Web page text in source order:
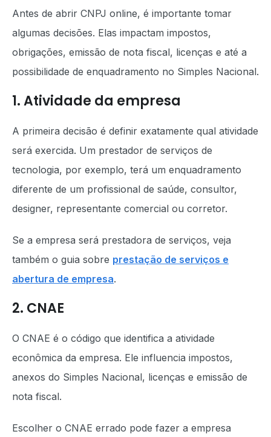
Antes de abrir CNPJ online, é importante tomar
algumas decisões. Elas impactam impostos,
obrigações, emissão de nota fiscal, licenças e até a
possibilidade de enquadramento no Simples Nacional.
1. Atividade da empresa
A primeira decisão é definir exatamente qual atividade
será exercida. Um prestador de serviços de
tecnologia, por exemplo, terá um enquadramento
diferente de um profissional de saúde, consultor,
designer, representante comercial ou corretor.
Se a empresa será prestadora de serviços, veja
também o guia sobre prestação de serviços e
abertura de empresa.
2. CNAE
O CNAE é o código que identifica a atividade
econômica da empresa. Ele influencia impostos,
anexos do Simples Nacional, licenças e emissão de
nota fiscal.
Escolher o CNAE errado pode fazer a empresa